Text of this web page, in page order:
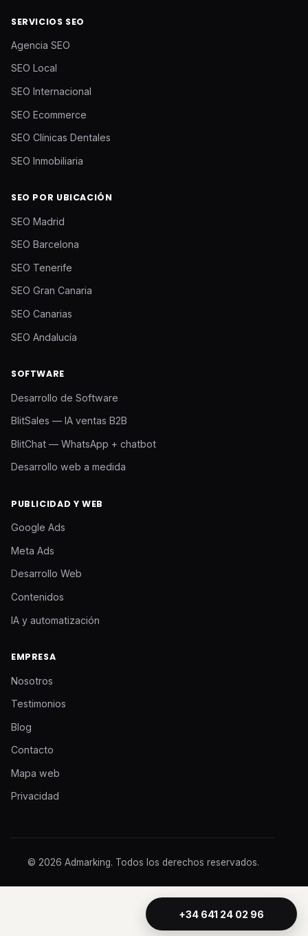
SERVICIOS SEO
Agencia SEO
SEO Local
SEO Internacional
SEO Ecommerce
SEO Clínicas Dentales
SEO Inmobiliaria
SEO POR UBICACIÓN
SEO Madrid
SEO Barcelona
SEO Tenerife
SEO Gran Canaria
SEO Canarias
SEO Andalucía
SOFTWARE
Desarrollo de Software
BlitSales — IA ventas B2B
BlitChat — WhatsApp + chatbot
Desarrollo web a medida
PUBLICIDAD Y WEB
Google Ads
Meta Ads
Desarrollo Web
Contenidos
IA y automatización
EMPRESA
Nosotros
Testimonios
Blog
Contacto
Mapa web
Privacidad
© 2026 Admarking. Todos los derechos reservados.
+34 641 24 02 96